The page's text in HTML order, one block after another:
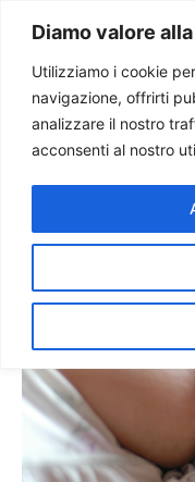
Diamo valore
Utilizziamo i cookie
navigazione, offrirti
analizzare il nostro
acconsenti al nostro
Paolo
Metodi
ecologia